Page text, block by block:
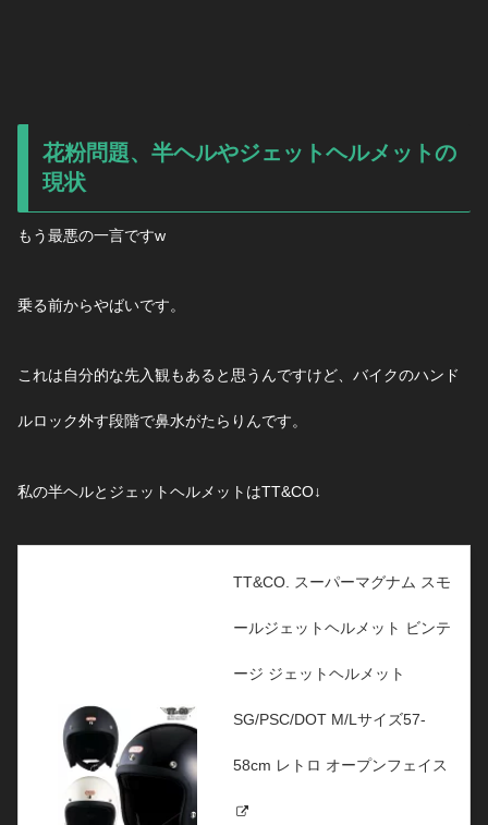
花粉問題、半ヘルやジェットヘルメットの
現状
もう最悪の一言ですw
乗る前からやばいです。
これは自分的な先入観もあると思うんですけど、バイクのハンド
ルロック外す段階で鼻水がたらりんです。
私の半ヘルとジェットヘルメットはTT&CO↓
TT&CO. スーパーマグナム スモ
ールジェットヘルメット ビンテ
ージ ジェットヘルメット
SG/PSC/DOT M/Lサイズ57-
58cm レトロ オープンフェイス